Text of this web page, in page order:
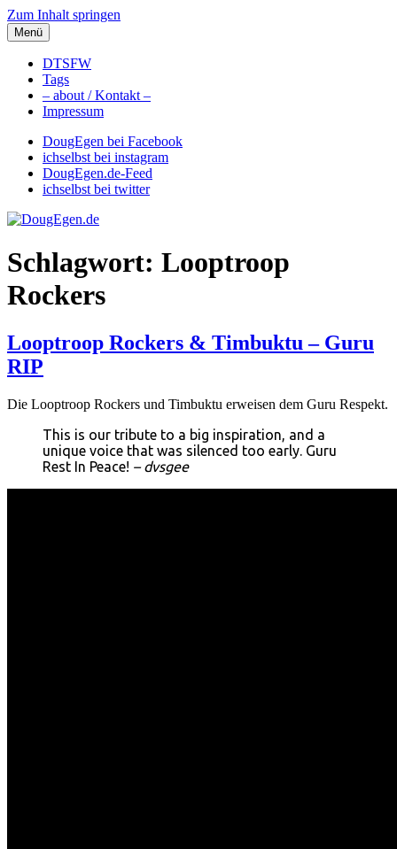
Zum Inhalt springen
DougEgen.de
Musik, Gedanken und Informationen / Ich bin Doug Egen!
Menü
DTSFW
Tags
– about / Kontakt –
Impressum
DougEgen bei Facebook
ichselbst bei instagram
DougEgen.de-Feed
ichselbst bei twitter
Schlagwort: Looptroop
Rockers
Looptroop Rockers & Timbuktu – Guru
RIP
Die Looptroop Rockers und Timbuktu erweisen dem Guru Respekt.
This is our tribute to a big inspiration, and a
unique voice that was silenced too early. Guru
Rest In Peace! – dvsgee